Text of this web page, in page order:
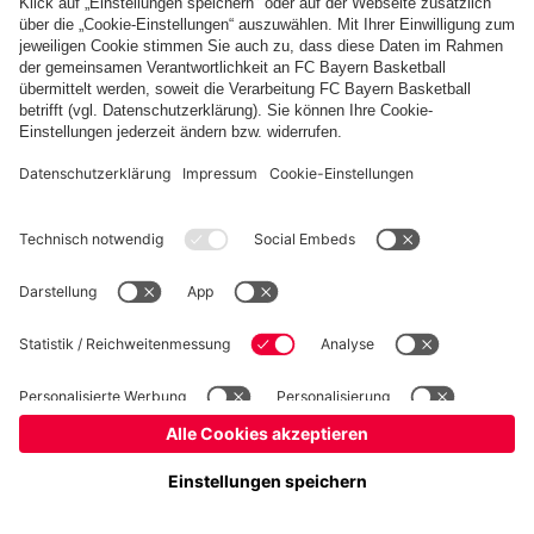
© FC Bayern München Basketball GmbH
Impressum Datenschutz Nutzungsbedingungen